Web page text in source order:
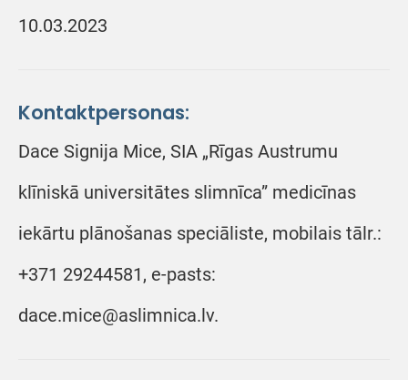
10.03.2023
Kontaktpersonas:
Dace Signija Mice, SIA „Rīgas Austrumu
klīniskā universitātes slimnīca” medicīnas
iekārtu plānošanas speciāliste, mobilais tālr.:
+371 29244581, e-pasts:
dace.mice@aslimnica.lv.